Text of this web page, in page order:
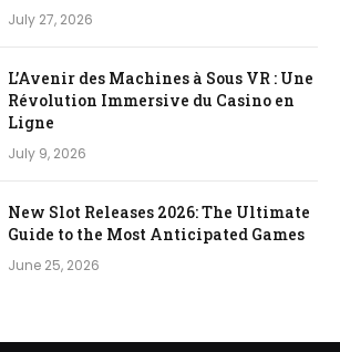
July 27, 2026
L’Avenir des Machines à Sous VR : Une
Révolution Immersive du Casino en
Ligne
July 9, 2026
New Slot Releases 2026: The Ultimate
Guide to the Most Anticipated Games
June 25, 2026